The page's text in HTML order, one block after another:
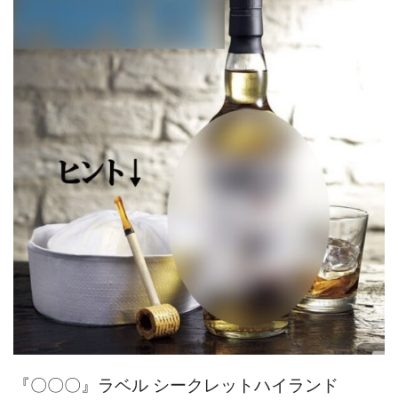
『〇〇〇』ラベル シークレットハイランド